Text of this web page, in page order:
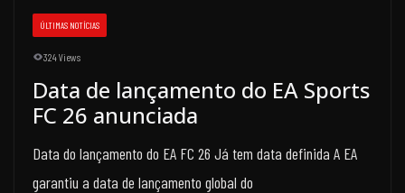
ÚLTIMAS NOTÍCIAS
324 Views
Data de lançamento do EA Sports
FC 26 anunciada
Data do lançamento do EA FC 26 Já tem data definida A EA
garantiu a data de lançamento global do